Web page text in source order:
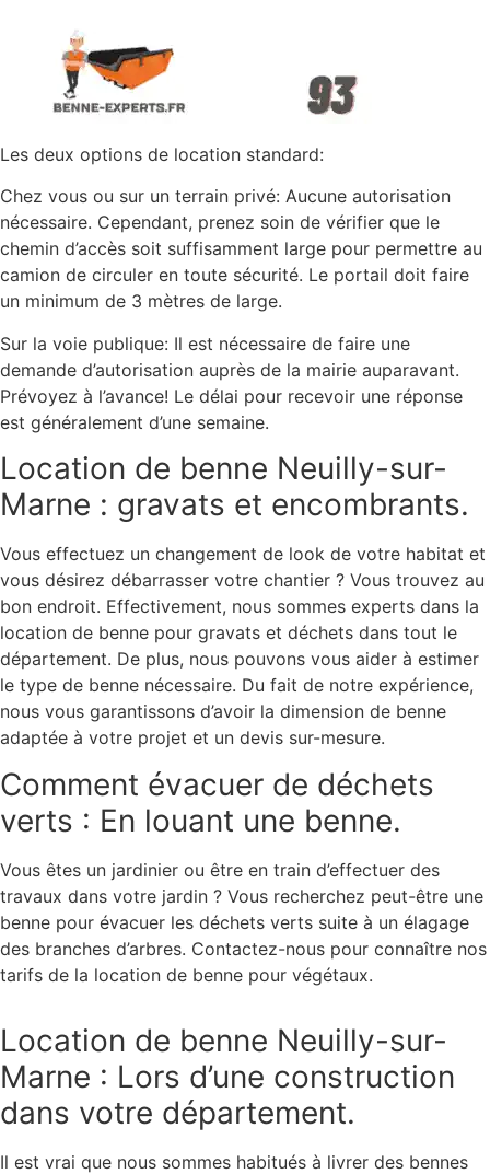
Les deux options de location standard:
Chez vous ou sur un terrain privé: Aucune autorisation
nécessaire. Cependant, prenez soin de vérifier que le
chemin d’accès soit suffisamment large pour permettre au
camion de circuler en toute sécurité. Le portail doit faire
un minimum de 3 mètres de large.
Sur la voie publique: Il est nécessaire de faire une
demande d’autorisation auprès de la mairie auparavant.
Prévoyez à l’avance! Le délai pour recevoir une réponse
est généralement d’une semaine.
Location de benne Neuilly-sur-
Marne : gravats et encombrants.
Vous effectuez un changement de look de votre habitat et
vous désirez débarrasser votre chantier ? Vous trouvez au
bon endroit. Effectivement, nous sommes experts dans la
location de benne pour gravats et déchets dans tout le
département. De plus, nous pouvons vous aider à estimer
le type de benne nécessaire. Du fait de notre expérience,
nous vous garantissons d’avoir la dimension de benne
adaptée à votre projet et un devis sur-mesure.
Comment évacuer de déchets
verts : En louant une benne.
Vous êtes un jardinier ou être en train d’effectuer des
travaux dans votre jardin ? Vous recherchez peut-être une
benne pour évacuer les déchets verts suite à un élagage
des branches d’arbres. Contactez-nous pour connaître nos
tarifs de la location de benne pour végétaux.
Location de benne Neuilly-sur-
Marne : Lors d’une construction
dans votre département.
Il est vrai que nous sommes habitués à livrer des bennes